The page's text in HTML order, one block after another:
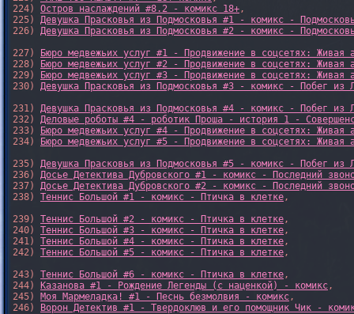
224) Остров наслаждений #8.2 - комикс 18+,
225) Девушка Прасковья из Подмосковья #1 - комикс -
226) Девушка Прасковья из Подмосковья #2 - комикс -
227)
Бюро медвежьих услуг #1 - Продвижение в соцсетях: Живая
228)
Бюро медвежьих услуг #2 - Продвижение в соцсетях: Живая
229)
Бюро медвежьих услуг #3 - Продвижение в соцсетях: Живая
230) Девушка Прасковья из Подмосковья #3 - комикс - Побег из
231) Девушка Прасковья из Подмосковья #4 - комикс - Побег из
232) Деловые роботы #4 - роботик Проша - история 1 -
233)
Бюро медвежьих услуг #4 - Продвижение в соцсетях: Живая
234)
Бюро медвежьих услуг #5 - Продвижение в соцсетях: Живая
235) Девушка Прасковья из Подмосковья #5 - комикс - Побег из
236) Досье Детектива Дубровского #1 - комикс - Последний
237) Досье Детектива Дубровского #2 - комикс - Последний
238) Теннис Большой #1 - комикс - Птичка в клетке,
239) Теннис Большой #2 - комикс - Птичка в клетке,
240) Теннис Большой #3 - комикс - Птичка в клетке,
241) Теннис Большой #4 - комикс - Птичка в клетке,
242) Теннис Большой #5 - комикс - Птичка в клетке,
243) Теннис Большой #6 - комикс - Птичка в клетке,
244)
Казанова #1 - Рождение Легенды (с наценкой) - комикс,
245) Моя Мармеладка! #1 - Песнь безмолвия - комикс,
246)
Ворон Детектив #1 - Твердоклюв и его помощник Чик -